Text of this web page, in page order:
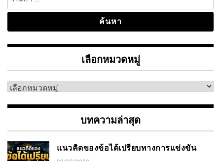
สำหรับ:
เลือกหมวดหมู่
เลือก
หมู่
บทความล่าสุด
แนวคิดของข้อได้เปรียบทางการแข่งขัน